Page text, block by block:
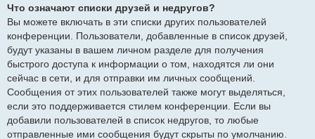
Что означают списки друзей и недругов?
Вы можете включать в эти списки других пользователей
конференции. Пользователи, добавленные в список друзей,
будут указаны в вашем личном разделе для получения
быстрого доступа к информации о том, находятся ли они
сейчас в сети, и для отправки им личных сообщений.
Сообщения от этих пользователей также могут выделяться,
если это поддерживается стилем конференции. Если вы
добавили пользователей в список недругов, то любые
отправленные ими сообщения будут скрыты по умолчанию.